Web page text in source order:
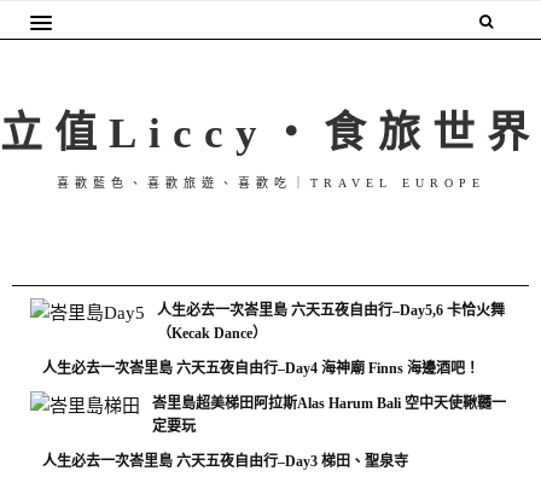
立值Liccy・食旅世界
喜歡藍色、喜歡旅遊、喜歡吃｜TRAVEL EUROPE
人生必去一次峇里島 六天五夜自由行–Day5,6 卡恰火舞
（Kecak Dance）
人生必去一次峇里島 六天五夜自由行–Day4 海神廟 Finns 海邊酒吧！
峇里島超美梯田阿拉斯Alas Harum Bali 空中天使鞦韆一
定要玩
人生必去一次峇里島 六天五夜自由行–Day3 梯田、聖泉寺